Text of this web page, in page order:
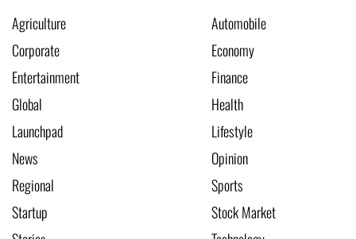
Agriculture
Automobile
Corporate
Economy
Entertainment
Finance
Global
Health
Launchpad
Lifestyle
News
Opinion
Regional
Sports
Startup
Stock Market